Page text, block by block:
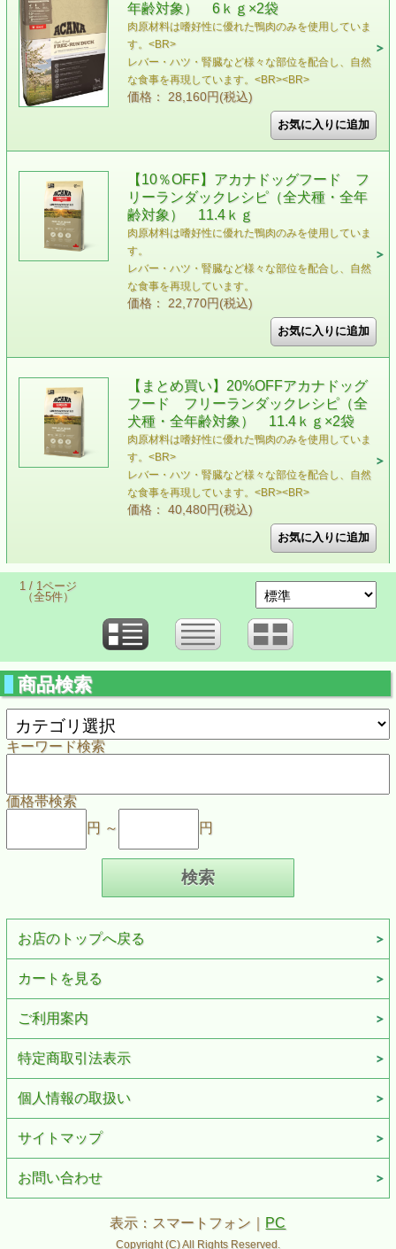
年齢対象） 6ｋｇ×2袋
肉原材料は嗜好性に優れた鴨肉のみを使用していま
す。<BR>
レバー・ハツ・腎臓など様々な部位を配合し、自然
な食事を再現しています。<BR><BR>
価格： 28,160円(税込)
【10％OFF】アカナドッグフード フ
リーランダックレシピ（全犬種・全年
齢対象） 11.4ｋｇ
肉原材料は嗜好性に優れた鴨肉のみを使用していま
す。
レバー・ハツ・腎臓など様々な部位を配合し、自然
な食事を再現しています。
価格： 22,770円(税込)
【まとめ買い】20%OFFアカナドッグ
フード フリーランダックレシピ（全
犬種・全年齢対象） 11.4ｋｇ×2袋
肉原材料は嗜好性に優れた鴨肉のみを使用していま
す。<BR>
レバー・ハツ・腎臓など様々な部位を配合し、自然
な食事を再現しています。<BR><BR>
価格： 40,480円(税込)
1 / 1ページ
（全5件）
商品検索
キーワード検索
価格帯検索
円 ～
円
お店のトップへ戻る
カートを見る
ご利用案内
特定商取引法表示
個人情報の取扱い
サイトマップ
お問い合わせ
表示：スマートフォン｜ PC
Copyright (C) All Rights Reserved.